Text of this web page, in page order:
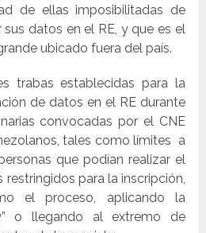
de ellas imposibilitadas de
datos en el RE, y que es el
ubicado fuera del país.
establecidas para la
de datos en el RE durante
convocadas por el CNE
tales como límites a
que podían realizar el
restringidos para la inscripción,
el proceso, aplicando la
o llegando al extremo de